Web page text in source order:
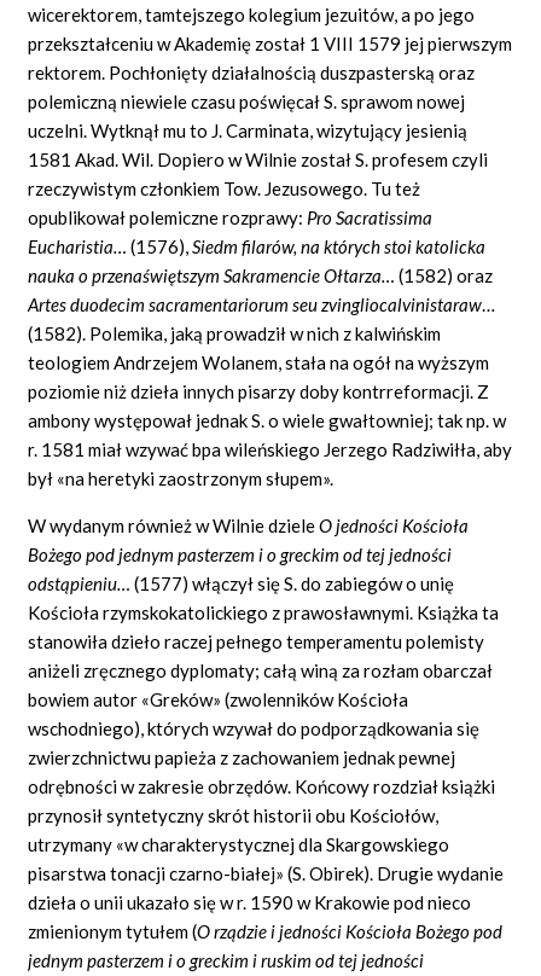
wicerektorem, tamtejszego kolegium jezuitów, a po jego
przekształceniu w Akademię został 1 VIII 1579 jej pierwszym
rektorem. Pochłonięty działalnością duszpasterską oraz
polemiczną niewiele czasu poświęcał S. sprawom nowej
uczelni. Wytknął mu to J. Carminata, wizytujący jesienią
1581 Akad. Wil. Dopiero w Wilnie został S. profesem czyli
rzeczywistym członkiem Tow. Jezusowego. Tu też
opublikował polemiczne rozprawy: Pro Sacratissima
Eucharistia…(1576),Siedm filarów, na których stoi katolicka
nauka o przenaświętszym Sakramencie Ołtarza…(1582) oraz
Artes duodecim sacramentariorum seu zvingliocalvinistaraw…
(1582). Polemika, jaką prowadził w nich z kalwińskim
teologiem Andrzejem Wolanem, stała na ogół na wyższym
poziomie niż dzieła innych pisarzy doby kontrreformacji. Z
ambony występował jednak S. o wiele gwałtowniej; tak np. w
r. 1581 miał wzywać bpa wileńskiego Jerzego Radziwiłła, aby
był «na heretyki zaostrzonym słupem».
W wydanym również w Wilnie dzieleO jedności Kościoła
Bożego pod jednym pasterzem i o greckim od tej jedności
odstąpieniu…(1577) włączył się S. do zabiegów o unię
Kościoła rzymskokatolickiego z prawosławnymi. Książka ta
stanowiła dzieło raczej pełnego temperamentu polemisty
aniżeli zręcznego dyplomaty; całą winą za rozłam obarczał
bowiem autor «Greków» (zwolenników Kościoła
wschodniego), których wzywał do podporządkowania się
zwierzchnictwu papieża z zachowaniem jednak pewnej
odrębności w zakresie obrzędów. Końcowy rozdział książki
przynosił syntetyczny skrót historii obu Kościołów,
utrzymany «w charakterystycznej dla Skargowskiego
pisarstwa tonacji czarno-białej» (S. Obirek). Drugie wydanie
dzieła o unii ukazało się w r. 1590 w Krakowie pod nieco
zmienionym tytułem (O rządzie i jedności Kościoła Bożego pod
jednym pasterzem i o greckim i ruskim od tej jedności